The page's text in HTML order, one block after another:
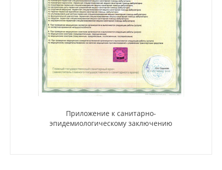
Приложение к санитарно-
эпидемиологическому заключению